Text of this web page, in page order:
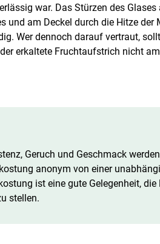
war. Das Stürzen des
und am Deckel durch die Hitze
Wer dennoch darauf vertraut,
erkaltete Fruchtaufstrich nicht
Geruch und Geschmack
anonym von einer
ist eine gute Gelegenheit,
stellen.